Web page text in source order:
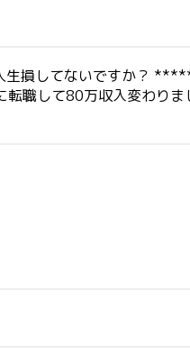
生損してないですか？
職して80万収入変わり